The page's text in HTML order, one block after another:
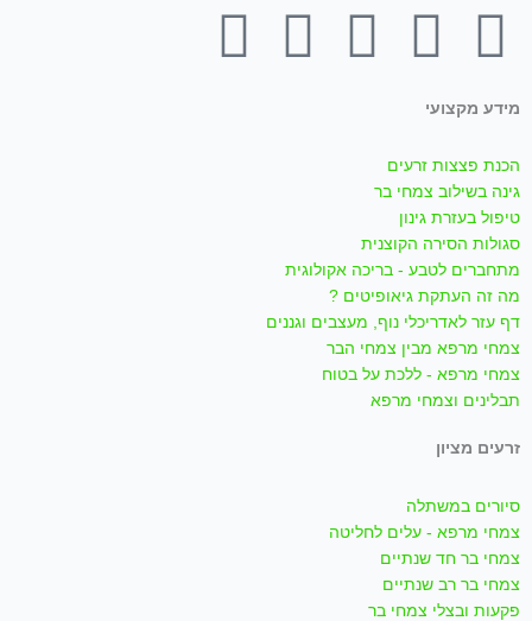
F
a
c
e
b
o
o
k
-
f
Y
o
u
t
u
b
e
I
a
g
r
m
W
s
a
T
מידע מקצועי
הכנת פצצות זרעים
גינה בשילוב צמחי בר
טיפול בעזרת גינון
סגולות הסירה הקוצנית
מתחברים לטבע - בריכה אקולוגית
מה זה העתקת גיאופיטים ?
דף עזר לאדריכלי נוף, מעצבים וגננים
צמחי מרפא מבין צמחי הבר
צמחי מרפא - ללכת על בטוח
תבלינים וצמחי מרפא
זרעים מציון
סיורים במשתלה
צמחי מרפא - עלים לחליטה
צמחי בר חד שנתיים
צמחי בר רב שנתיים
פקעות ובצלי צמחי בר